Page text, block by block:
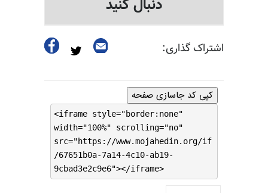
دنبال کنید
اشتراک گذاری:
کپی کد جاسازی صفحه
<iframe style="border:none"
width="100%" scrolling="no"
src="https://www.mojahedin.org/if
/67651b0a-7a14-4c10-ab19-
9cbad3e2c9e6"></iframe>